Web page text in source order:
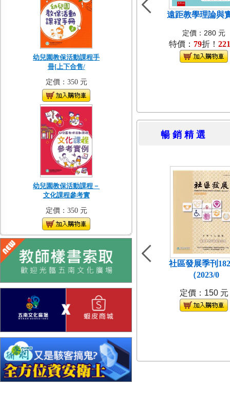
幼兒園教保活動課程手
冊[上下合售/
定價：350 元
幼兒園教保活動課程－
文化課程參考實
定價：350 元
遠距教學理論與
定價：280 元
特價： 79折！ 221
暢 銷 精
社區發展季刊
（2023/0
定價：150 元